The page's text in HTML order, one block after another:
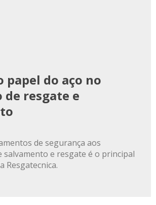
papel do aço no
de resgate e
de segurança aos
salvamento e resgate é o principal
Resgatecnica.